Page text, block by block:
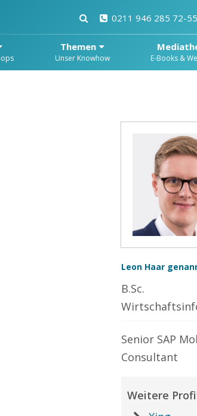
0211 946 285 72-55
Themen
Unser Knowhow E-Books &
Leon Haar
B.Sc.
Senior SAP
Consultant
Weitere